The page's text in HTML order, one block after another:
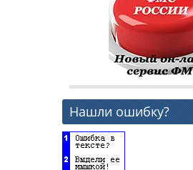
Нашли ошибку?